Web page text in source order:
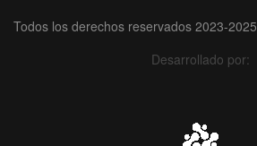
Todos los derechos reservados 2023-2025
Desarrollado por: